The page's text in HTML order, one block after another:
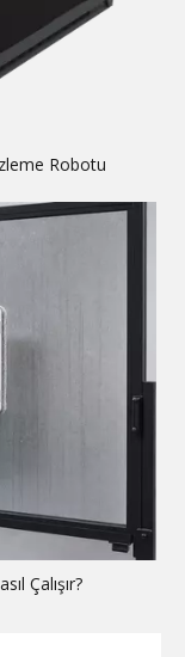
Robotu
Çalışır?